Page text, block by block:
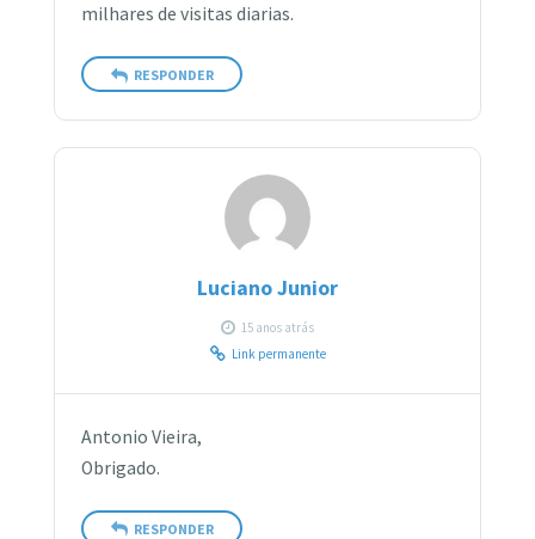
milhares de visitas diarias.
RESPONDER
Luciano Junior
15 anos atrás
Link permanente
Antonio Vieira,
Obrigado.
RESPONDER